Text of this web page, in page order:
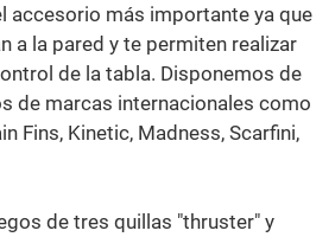
accesorio más importante ya que
a la pared y te permiten realizar
de la tabla. Disponemos de
de marcas internacionales como
Fins, Kinetic, Madness, Scarfini,
de tres quillas "thruster" y